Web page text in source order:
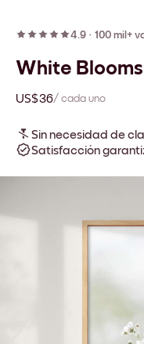
4.9 · 100 mil+
White Blooms
US$36/ cada uno
Sin necesidad de
Satisfacción